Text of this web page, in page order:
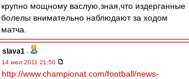
крупно мощному васлую,зная,что издерганные
болелы внимательно наблюдают за ходом
матча.
slava1 -
14 июл 2011 21:50
http://www.championat.com/football/news-